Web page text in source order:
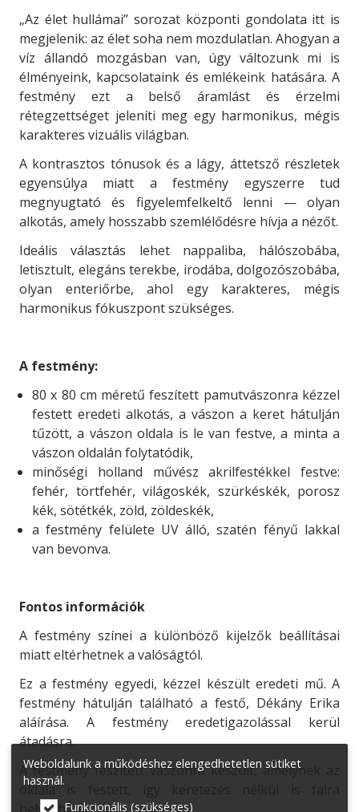
„Az élet hullámai” sorozat központi gondolata itt is
megjelenik: az élet soha nem mozdulatlan. Ahogyan a
víz állandó mozgásban van, úgy változunk mi is
élményeink, kapcsolataink és emlékeink hatására. A
festmény ezt a belső áramlást és érzelmi
rétegzettséget jeleníti meg egy harmonikus, mégis
karakteres vizuális világban.
A kontrasztos tónusok és a lágy, áttetsző részletek
egyensúlya miatt a festmény egyszerre tud
megnyugtató és figyelemfelkeltő lenni — olyan
alkotás, amely hosszabb szemlélődésre hívja a nézőt.
Ideális választás lehet nappaliba, hálószobába,
letisztult, elegáns terekbe, irodába, dolgozószobába,
olyan enteriőrbe, ahol egy karakteres, mégis
harmonikus fókuszpont szükséges.
A festmény:
80 x 80 cm méretű feszített pamutvászonra kézzel
festett eredeti alkotás, a vászon a keret hátulján
tűzött, a vászon oldala is le van festve, a minta a
vászon oldalán folytatódik,
minőségi holland művész akrilfestékkel festve:
fehér, törtfehér, világoskék, szürkéskék, porosz
kék, sötétkék, zöld, zöldeskék,
a festmény felülete UV álló, szatén fényű lakkal
van bevonva.
Fontos információk
A festmény színei a különböző kijelzők beállításai
miatt eltérhetnek a valóságtól.
Ez a festmény egyedi, kézzel készült eredeti mű. A
festmény hátulján található a festő, Dékány Erika
aláírása. A festmény eredetigazolással kerül
átadásra.
A festmény feszített vászonra készült, amelynek az
oldala is festett, így keretezés nélkül is falra
helyezhető.
Weboldalunk a működéshez elengedhetetlen sütiket
használ.
Funkcionális (szükséges)